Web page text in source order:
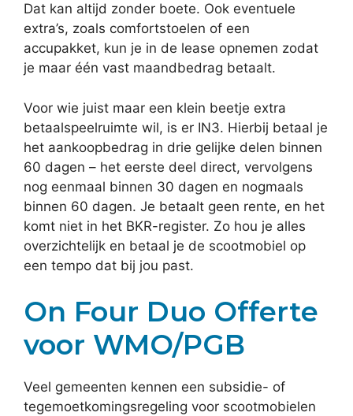
Dat kan altijd zonder boete. Ook eventuele
extra’s, zoals comfortstoelen of een
accupakket, kun je in de lease opnemen zodat
je maar één vast maandbedrag betaalt.
Voor wie juist maar een klein beetje extra
betaalspeelruimte wil, is er IN3. Hierbij betaal je
het aankoopbedrag in drie gelijke delen binnen
60 dagen – het eerste deel direct, vervolgens
nog eenmaal binnen 30 dagen en nogmaals
binnen 60 dagen. Je betaalt geen rente, en het
komt niet in het BKR-register. Zo hou je alles
overzichtelijk en betaal je de scootmobiel op
een tempo dat bij jou past.
On Four Duo Offerte
voor WMO/PGB
Veel gemeenten kennen een subsidie- of
tegemoetkomingsregeling voor scootmobielen